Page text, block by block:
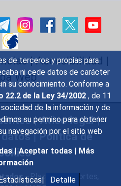
de terceros y propias para
ni cede datos de carácter
su conocimiento. Conforme a
22.2 de la Ley 34/2002 , de 11
de la información y de
su permiso para obtener
navegación por el sitio web
| Aceptar todas | Más
Detalle
|Accesibilidad |
Web
|Aviso legal|
|Política de
- Plaza de las Cortes,